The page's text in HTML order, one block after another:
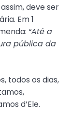
deve ser
Em 1
“Até a
pública da
todos os dias,
d’Ele.